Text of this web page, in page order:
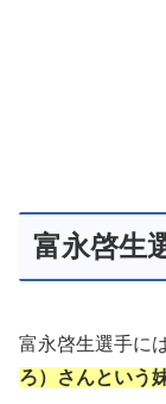
富永啓生
富永啓生選手には
ろ）さんという